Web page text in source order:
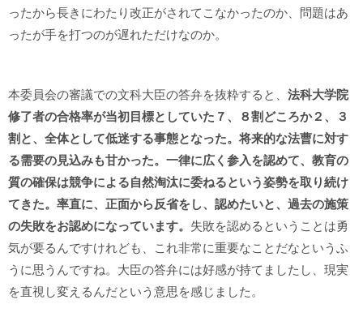
ったから長きにわたり改正がされてこなかったのか、問題はあ
ったが手を打つのが遅れただけなのか。
本委員会の審議での文科大臣の答弁を抜粋すると、 法科大学院
修了者の合格率が当初目標としていた７、８割どころか２、３
割と、全体として低迷する事態となった。将来的な法曹に対す
る需要の見込みも甘かった。一律に広く参入を認めて、教育の
質の確保は競争による自然淘汰に委ねるという姿勢を取り続け
てきた。率直に、正面から反省をし、認めたいと、過去の施策
の失敗をお認めになっています。 失敗を認めるということは勇
気が要るんですけれども、これ非常に重要なことだなというふ
うに思うんですね。大臣の答弁には好感が持てましたし、現実
を直視し変えるんだという意思を感じました。